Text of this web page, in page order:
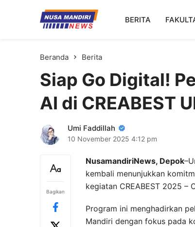
Kampus Digital Bisnis
Universitas Nusa Mandiri
BERITA
Beranda Berita
Siap Go Digital!
AI di CREABEST
Umi Faddillah
10 November 2025 4:12 pm
Bagikan
NusamandiriNews, Depok
kembali menunjukkan
kegiatan CREABEST 2025 –
Program ini menghadirkan
Mandiri dengan fokus pada